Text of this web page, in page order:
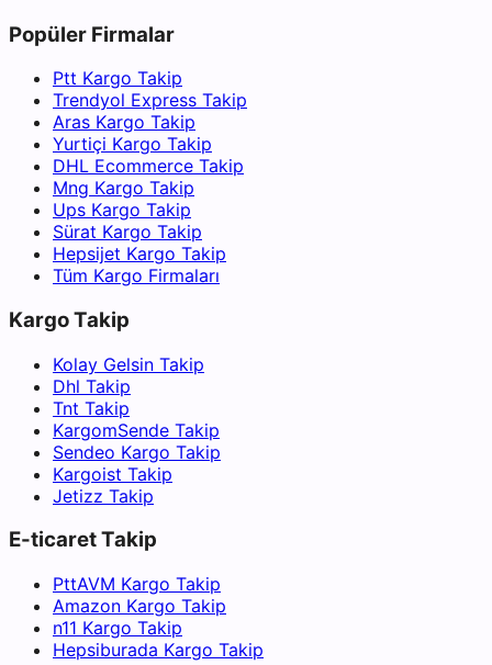
Popüler Firmalar
Ptt Kargo Takip
Trendyol Express Takip
Aras Kargo Takip
Yurtiçi Kargo Takip
DHL Ecommerce Takip
Mng Kargo Takip
Ups Kargo Takip
Sürat Kargo Takip
Hepsijet Kargo Takip
Tüm Kargo Firmaları
Kargo Takip
Kolay Gelsin Takip
Dhl Takip
Tnt Takip
KargomSende Takip
Sendeo Kargo Takip
Kargoist Takip
Jetizz Takip
E-ticaret Takip
PttAVM Kargo Takip
Amazon Kargo Takip
n11 Kargo Takip
Hepsiburada Kargo Takip